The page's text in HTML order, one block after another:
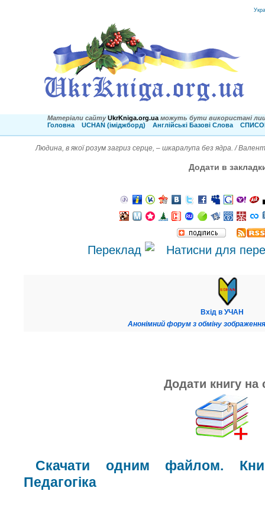
Матеріали сайту UkrKniga.org.ua можуть бути використані
Головна
UCHAN (іміджборд) Англійські Базові Слова
Людина, в якої розум загриз серце, – шкаралупа без ядра. /
Додати в
Переклад
Вхід в УЧАН
Анонімний форум з обміну
Додати книгу на
Скачати одним файлом.
Педагогіка